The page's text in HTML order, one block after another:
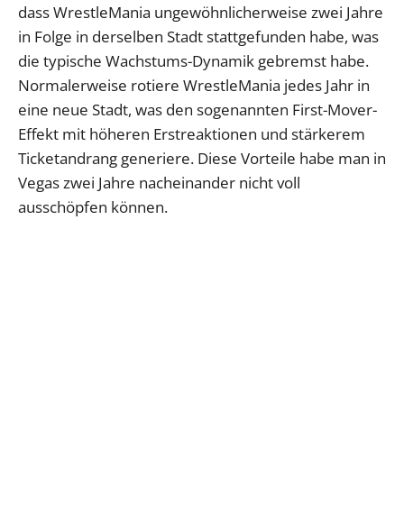
dass WrestleMania ungewöhnlicherweise zwei Jahre
in Folge in derselben Stadt stattgefunden habe, was
die typische Wachstums-Dynamik gebremst habe.
Normalerweise rotiere WrestleMania jedes Jahr in
eine neue Stadt, was den sogenannten First-Mover-
Effekt mit höheren Erstreaktionen und stärkerem
Ticketandrang generiere. Diese Vorteile habe man in
Vegas zwei Jahre nacheinander nicht voll
ausschöpfen können.